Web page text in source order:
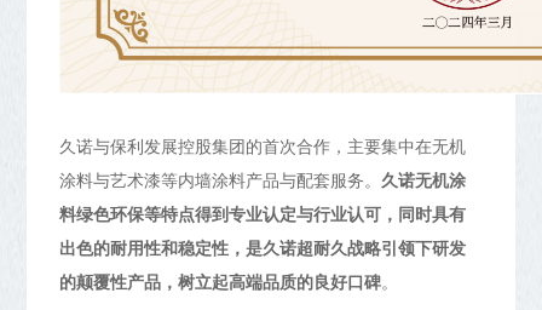
久诺与保利发展控股集团的首次合作，主要集中在无机
涂料与艺术漆等内墙涂料产品与配套服务。久诺无机涂
料绿色环保等特点得到专业认定与行业认可，同时具有
出色的耐用性和稳定性，是久诺超耐久战略引领下研发
的颠覆性产品，树立起高端品质的良好口碑。